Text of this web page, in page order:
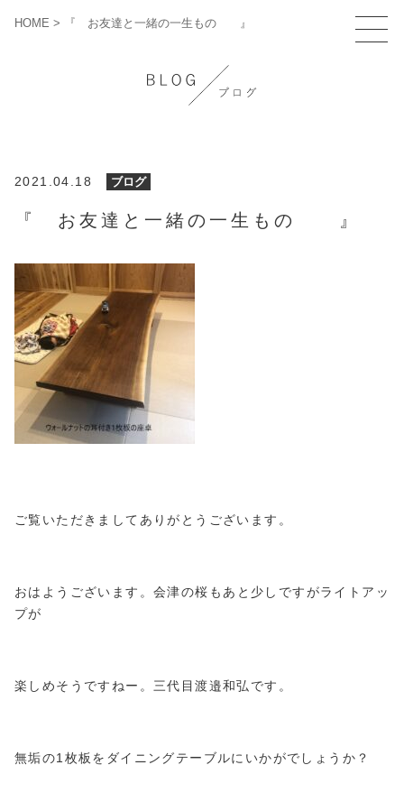
HOME > 『 お友達と一緒の一生もの 』
2021.04.18 ブログ
『 お友達と一緒の一生もの 』
ご覧いただきましてありがとうございます。
おはようございます。会津の桜もあと少しですがライトアッ
プが
楽しめそうですねー。三代目渡邉和弘です。
無垢の1枚板をダイニングテーブルにいかがでしょうか？